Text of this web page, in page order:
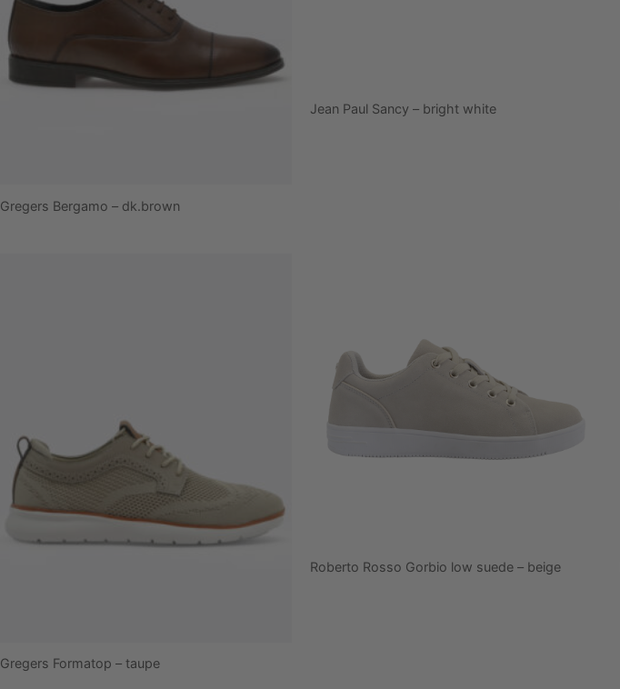
Gregers Bergamo – dk.brown
Jean Paul Sancy – bright white
Gregers Formatop – taupe
Roberto Rosso Gorbio low suede – beige